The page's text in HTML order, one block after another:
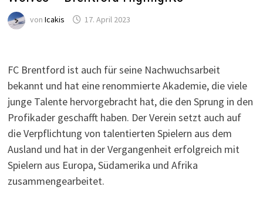
von Icakis 17. April 2023
FC Brentford ist auch für seine Nachwuchsarbeit
bekannt und hat eine renommierte Akademie, die viele
junge Talente hervorgebracht hat, die den Sprung in den
Profikader geschafft haben. Der Verein setzt auch auf
die Verpflichtung von talentierten Spielern aus dem
Ausland und hat in der Vergangenheit erfolgreich mit
Spielern aus Europa, Südamerika und Afrika
zusammengearbeitet.